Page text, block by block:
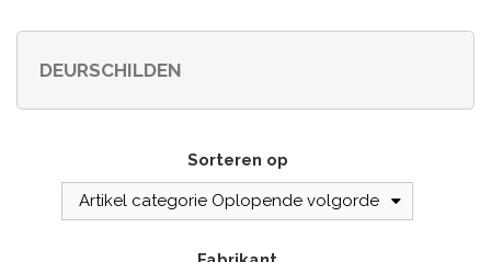
DEURSCHILDEN
Sorteren op
Artikel categorie Oplopende volgorde